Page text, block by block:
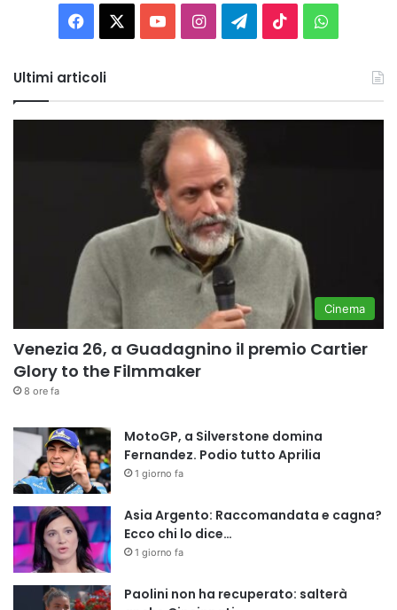
Facebook You InstagramTelegram
TikTok
Ultimi articoli
Cinema
Venezia 26, a Guadagnino il premio Cartier
Glory to the Filmmaker
8 ore fa
MotoGP, a Silverstone domina
Fernandez. Podio tutto Aprilia
1 giorno fa
Asia Argento: Raccomandata e cagna?
Ecco chi lo dice…
1 giorno fa
Paolini non ha recuperato: salterà